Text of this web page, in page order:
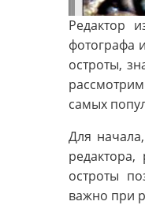
Редактор
фотографа
остроты,
самых
Для
остроты
важно при